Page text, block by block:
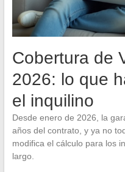
Cobertura de
2026: lo que
el inquilino
Desde enero de 2026, la
años del contrato, y ya no
modifica el cálculo para los
largo.